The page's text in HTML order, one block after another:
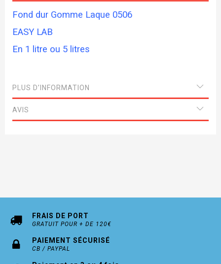
Fond dur Gomme Laque 0506
EASY LAB
En 1 litre ou 5 litres
PLUS D’INFORMATION
AVIS
FRAIS DE PORT
GRATUIT POUR + DE 120€
PAIEMENT SÉCURISÉ
CB / PAYPAL